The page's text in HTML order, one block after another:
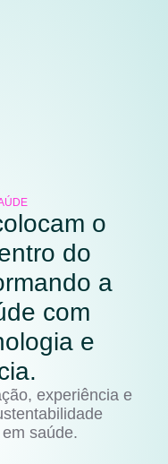
o
do
a
com
e
experiência e
saúde.